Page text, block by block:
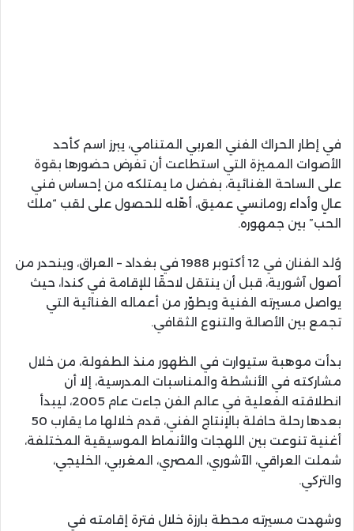
في إطار الحراك الفني العربي المتنامي، يبرز اسم كأحد
الأصوات المميزة التي استطاعت أن تفرض حضورها بقوة
على الساحة الغنائية، بفضل ما يمتلكه من إحساس فني
عالٍ وأداء رومانسي عميق، أهّله للحصول على لقب “ملك
الحب” بين جمهوره.
وُلد الفنان في 12 أكتوبر 1988 في بغداد – العراق، وينحدر من
أصول آشورية، قبل أن ينتقل لاحقًا للإقامة في كندا، حيث
يواصل مسيرته الفنية ويطوّر من أعماله الغنائية التي
تجمع بين الأصالة والتنوع الثقافي.
بدأت موهبة ستيوارت في الظهور منذ الطفولة، من خلال
مشاركته في الأنشطة والمناسبات المدرسية، إلا أن
انطلاقته الفعلية في عالم الفن جاءت عام 2005، ليبدأ
بعدها رحلة حافلة بالإنتاج الفني، قدم خلالها ما يقارب 50
أغنية تنوعت بين اللهجات والأنماط الموسيقية المختلفة،
شملت العراقي، الآشوري، المصري، المغربي، الخليجي،
والتركي.
وشهدت مسيرته محطة بارزة خلال فترة إقامته في